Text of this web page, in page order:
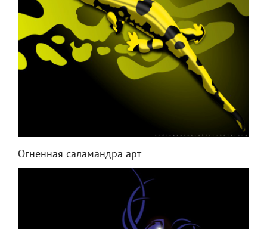
Огненная саламандра арт